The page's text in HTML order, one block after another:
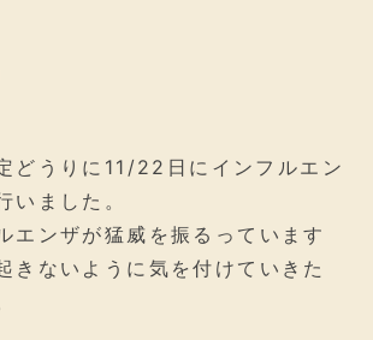
どうりに11/22日にインフルエン
いました。
エンザが猛威を振るっています
きないように気を付けていきた